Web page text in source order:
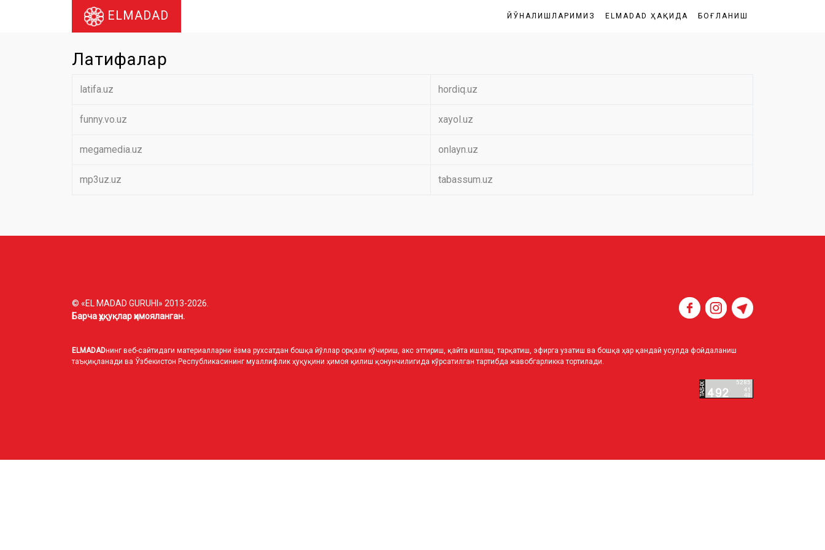
ELMADAD ЙЎНАЛИШЛАРИМИЗ ELMADAD ҲАҚИДА БОҒЛАНИШ
Латифалар
latifa.uz hordiq.uz
funny.vo.uz xayol.uz
megamedia.uz onlayn.uz
mp3uz.uz tabassum.uz
© «EL MADAD GURUHI» 2013-2026.
Барча ҳуқуқлар ҳимояланган.
ELMADADнинг веб-сайтидаги материалларни ёзма рухсатдан бошқа йўллар орқали кўчириш, акс эттириш, қайта ишлаш, тарқатиш, эфирга узатиш ва бошқа ҳар қандай усулда фойдаланиш
таъқиқланади ва Ўзбекистон Республикасининг муаллифлик ҳуқуқини ҳимоя қилиш қонунчилигида кўрсатилган тартибда жавобгарликка тортилади.